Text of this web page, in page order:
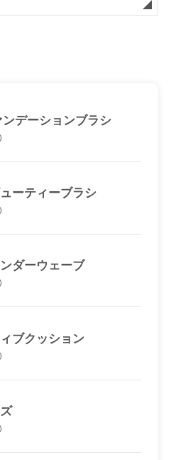
デーションブラシ
ーティーブラシ
ダーウェーブ
ブクッション